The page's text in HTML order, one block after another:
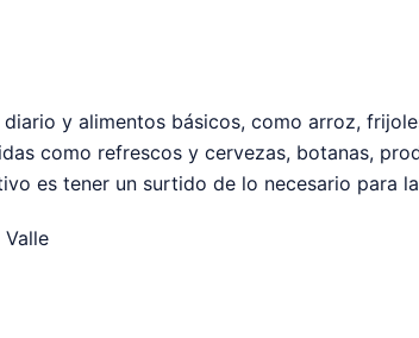
y alimentos básicos, como arroz,
como refrescos y cervezas, botanas,
es tener un surtido de lo necesario para